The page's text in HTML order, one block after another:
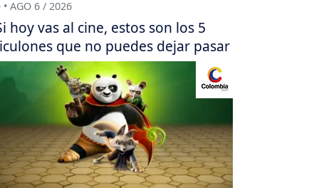
• AGO 6 / 2026
hoy vas al cine, estos son los 5
que no puedes dejar pasar